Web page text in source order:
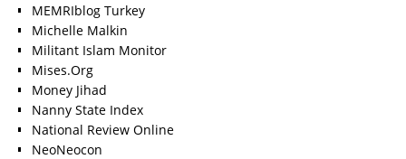
MEMRIblog Turkey
Michelle Malkin
Militant Islam Monitor
Mises.Org
Money Jihad
Nanny State Index
National Review Online
NeoNeocon